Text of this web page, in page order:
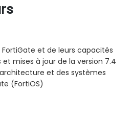
et de leurs capacités
mises à jour de la version 7.4
et des systèmes
(FortiOS)